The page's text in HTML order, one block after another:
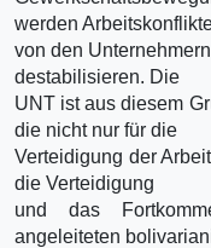
werden
von den
destabilisieren. Die
UNT ist aus diesem
die nicht nur für die
Verteidigung der
die Verteidigung
und das
angeleiteten